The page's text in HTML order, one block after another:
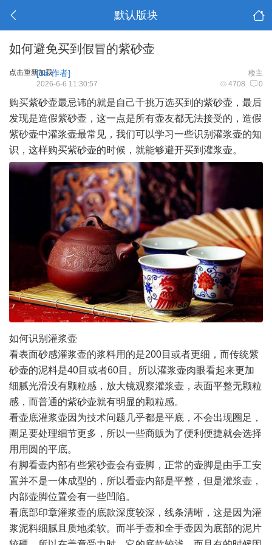
默认版块
如何避免买到假冒的紫砂壶
点击重新加载 楼主
[db:作者]
4708 0
2026-6-6 11:30:57
购买紫砂壶最忌讳的就是自己千挑万选买到的紫砂壶，最后
发现是造假紫砂壶，这一点是所有壶友都无法接受的，造假
紫砂壶中灌浆壶最常见，我们可以学习一些识别灌浆壶的知
识，这样购买紫砂壶的时候，就能够避开买到灌浆壶。
如何识别灌浆壶
看表面砂感灌浆壶的浆料用的是200目或者更细，而传统紫
砂壶的泥料是40目或者60目。所以灌浆壶肉眼看起来更加
细腻光滑没有颗粒感，放大镜观察灌浆壶，表面平整无颗粒
感，而普通的紫砂壶就有明显的颗粒感。
看壶底灌浆壶因为技术问题几乎都是平底，不会出现圈足，
圈足要处理细节更多，所以一些商贩为了便利便捷就会选择
用用圆的平底。
有脚看壶内部有些紫砂壶会有壶脚，正常的壶脚是由手工安
置并不是一体成型的，所以看壶内部是平整，但是灌浆壶，
内部壶脚位置会有一些凹陷。
看底部印章灌浆壶的底款深度较深，线条清晰，这是因为灌
浆泥料细腻且质地柔软。而半手壶和全手壶因为底部的泥片